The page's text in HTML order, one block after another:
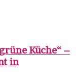
Küche“ –
in